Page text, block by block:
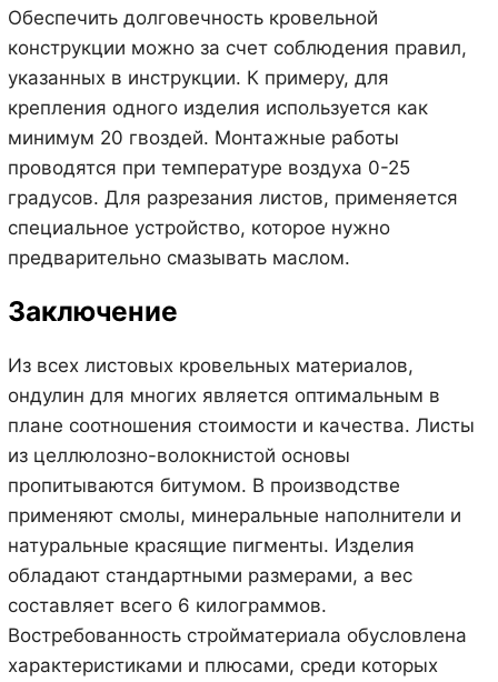
Обеспечить долговечность кровельной
конструкции можно за счет соблюдения правил,
указанных в инструкции. К примеру, для
крепления одного изделия используется как
минимум 20 гвоздей. Монтажные работы
проводятся при температуре воздуха 0-25
градусов. Для разрезания листов, применяется
специальное устройство, которое нужно
предварительно смазывать маслом.
Заключение
Из всех листовых кровельных материалов,
ондулин для многих является оптимальным в
плане соотношения стоимости и качества. Листы
из целлюлозно-волокнистой основы
пропитываются битумом. В производстве
применяют смолы, минеральные наполнители и
натуральные красящие пигменты. Изделия
обладают стандартными размерами, а вес
составляет всего 6 килограммов.
Востребованность стройматериала обусловлена
характеристиками и плюсами, среди которых